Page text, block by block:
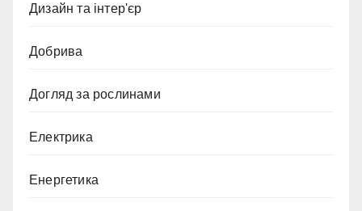
Дизайн та інтер'єр
Добрива
Догляд за рослинами
Електрика
Енергетика